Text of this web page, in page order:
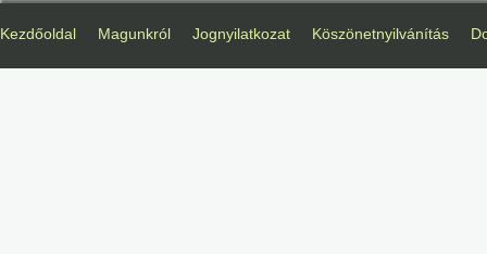
Kezdőoldal Magunkról Jognyilatkozat Köszönetnyilvánítás